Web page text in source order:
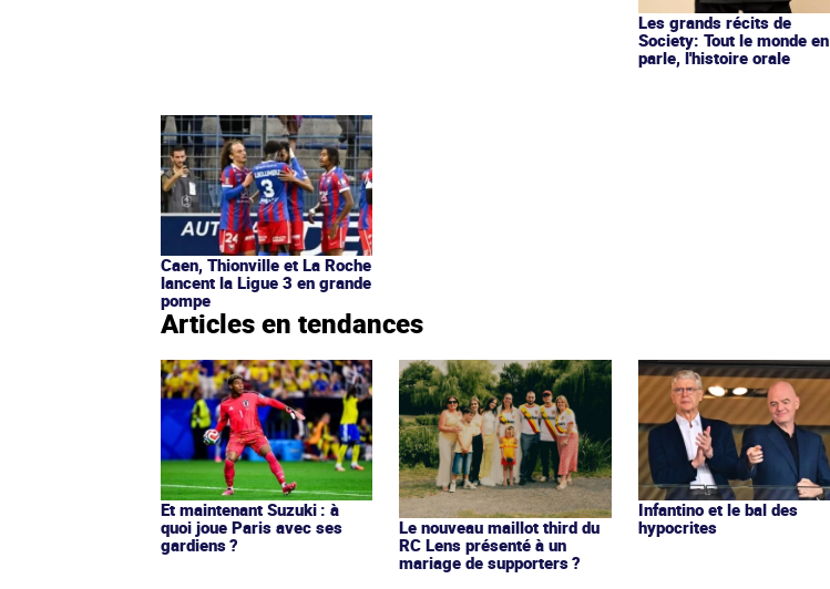
Les grands récits de
Society: Tout le monde en
parle, l'histoire orale
Caen, Thionville et La Roche
lancent la Ligue 3 en grande
pompe
Articles en tendances
Et maintenant Suzuki : à
quoi joue Paris avec ses
gardiens ?
Le nouveau maillot third du
RC Lens présenté à un
mariage de supporters ?
Infantino et le bal des
hypocrites